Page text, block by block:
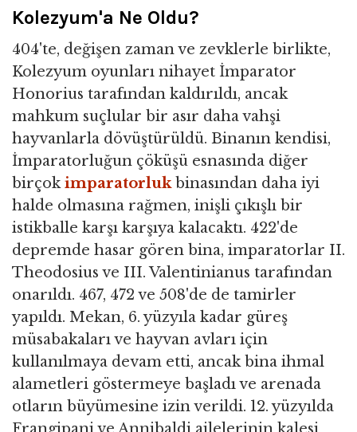
Kolezyum'a Ne Oldu?
404'te, değişen zaman ve zevklerle birlikte,
Kolezyum oyunları nihayet İmparator
Honorius tarafından kaldırıldı, ancak
mahkum suçlular bir asır daha vahşi
hayvanlarla dövüştürüldü. Binanın kendisi,
İmparatorluğun çöküşü esnasında diğer
birçokimparatorlukbinasından daha iyi
halde olmasına rağmen, inişli çıkışlı bir
istikballe karşı karşıya kalacaktı. 422'de
depremde hasar gören bina, imparatorlar II.
Theodosius ve III. Valentinianus tarafından
onarıldı. 467, 472 ve 508'de de tamirler
yapıldı. Mekan, 6. yüzyıla kadar güreş
müsabakaları ve hayvan avları için
kullanılmaya devam etti, ancak bina ihmal
alametleri göstermeye başladı ve arenada
otların büyümesine izin verildi. 12. yüzyılda